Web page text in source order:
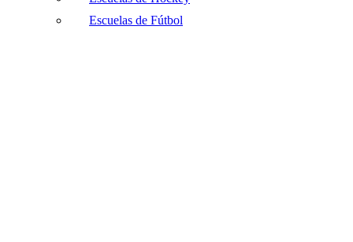
Escuelas de Fútbol